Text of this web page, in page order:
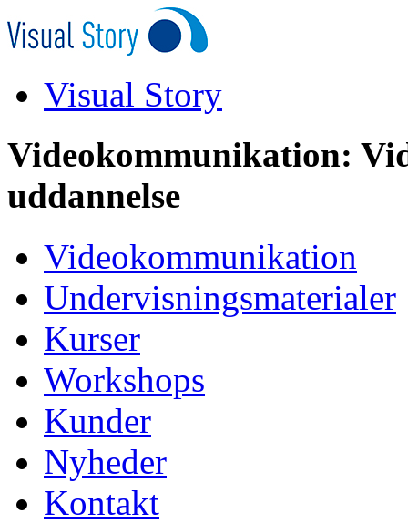
Visual Story
Videokommunikation:
uddannelse
Videokommunikation
Undervisningsmaterialer
Kurser
Workshops
Kunder
Nyheder
Kontakt